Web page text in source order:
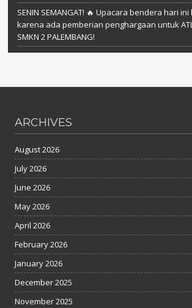
SENIN SEMANGAT! 🔥 Upacara bendera hari
karena ada pemberian penghargaan untuk
SMKN 2 PALEMBANG!
ARCHIVES
August 2026
July 2026
June 2026
May 2026
April 2026
February 2026
January 2026
December 2025
November 2025